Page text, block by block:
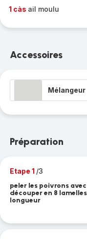
1 càs ail moulu
Accessoires
Mélangeur
Préparation
Etape 1 /3
peler les poivrons
découper en 8
longueur